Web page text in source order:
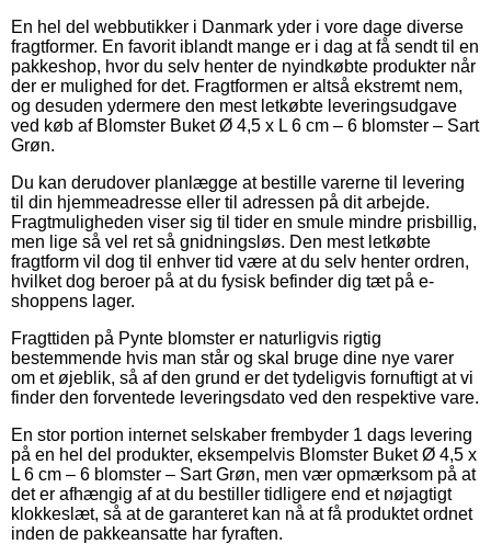
En hel del webbutikker i Danmark yder i vore dage diverse
fragtformer. En favorit iblandt mange er i dag at få sendt til en
pakkeshop, hvor du selv henter de nyindkøbte produkter når
der er mulighed for det. Fragtformen er altså ekstremt nem,
og desuden ydermere den mest letkøbte leveringsudgave
ved køb af Blomster Buket Ø 4,5 x L 6 cm – 6 blomster – Sart
Grøn.
Du kan derudover planlægge at bestille varerne til levering
til din hjemmeadresse eller til adressen på dit arbejde.
Fragtmuligheden viser sig til tider en smule mindre prisbillig,
men lige så vel ret så gnidningsløs. Den mest letkøbte
fragtform vil dog til enhver tid være at du selv henter ordren,
hvilket dog beroer på at du fysisk befinder dig tæt på e-
shoppens lager.
Fragttiden på Pynte blomster er naturligvis rigtig
bestemmende hvis man står og skal bruge dine nye varer
om et øjeblik, så af den grund er det tydeligvis fornuftigt at vi
finder den forventede leveringsdato ved den respektive vare.
En stor portion internet selskaber frembyder 1 dags levering
på en hel del produkter, eksempelvis Blomster Buket Ø 4,5 x
L 6 cm – 6 blomster – Sart Grøn, men vær opmærksom på at
det er afhængig af at du bestiller tidligere end et nøjagtigt
klokkeslæt, så at de garanteret kan nå at få produktet ordnet
inden de pakkeansatte har fyraften.